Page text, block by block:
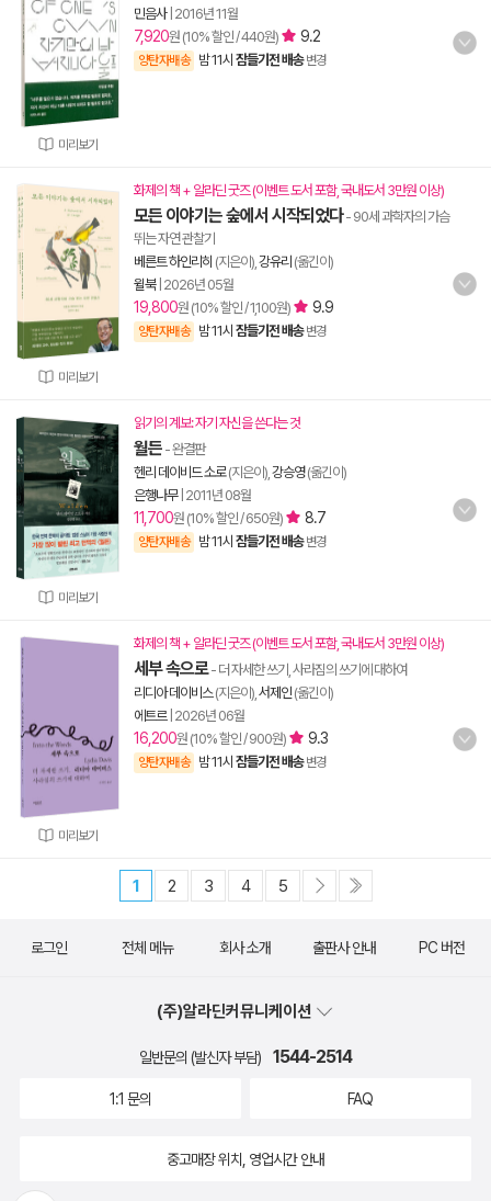
미리보기
민음사| 2016년 11월
7,920원 (10% 할인 / 440원) 9.2
양탄자배송 밤 11시 잠들기전 배송 변경
미리보기
화제의 책 + 알라딘 굿즈 (이벤트 도서 포함, 국내도서 3만원 이상)
모든 이야기는 숲에서 시작되었다- 90세 과학자의 가슴
뛰는 자연 관찰기
베른트 하인리히 (지은이), 강유리 (옮긴이)
윌북| 2026년 05월
19,800원 (10% 할인 / 1,100원) 9.9
양탄자배송 밤 11시 잠들기전 배송 변경
미리보기
읽기의 계보: 자기 자신을 쓴다는 것
월든 - 완결판
헨리 데이비드 소로(지은이), 강승영(옮긴이)
은행나무| 2011년 08월
11,700원 (10% 할인 / 650원) 8.7
양탄자배송 밤 11시 잠들기전 배송 변경
미리보기
화제의 책 + 알라딘 굿즈 (이벤트 도서 포함, 국내도서 3만원 이상)
세부 속으로- 더 자세한 쓰기, 사라짐의 쓰기에 대하여
리디아 데이비스(지은이), 서제인 (옮긴이)
에트르| 2026년 06월
16,200원 (10% 할인 / 900원) 9.3
양탄자배송 밤 11시 잠들기전 배송 변경
1 2 3 4 5
로그인 전체 메뉴 회사 소개 출판사 안내 PC 버전
(주)알라딘커뮤니케이션
일반문의 (발신자 부담) 1544-2514
1:1 문의 FAQ
중고매장 위치, 영업시간 안내